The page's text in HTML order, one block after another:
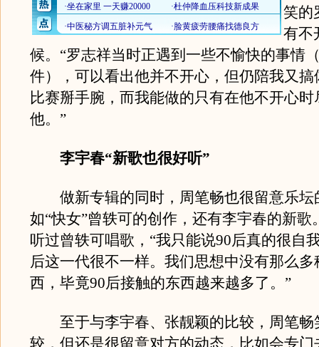
笑的
有不
候。“罗志祥当时正遇到一些不愉快的事情
件），可以看出他并不开心，但仍陪我又搞
比赛掰手腕，而我能做的只有在他不开心时
他。”
李宇春“新歌也很好听”
做新专辑的同时，周笔畅也很留意乐坛
如“快女”曾轶可的创作，还有李宇春的新歌
听过曾轶可唱歌，“我只能说90后真的很自
后这一代很不一样。我们思想中没有那么
西，毕竟90后接触的东西越来越多了。”
至于与李宇春、张靓颖的比较，周笔畅
较，但还是很留意对方的动态，比如会专门